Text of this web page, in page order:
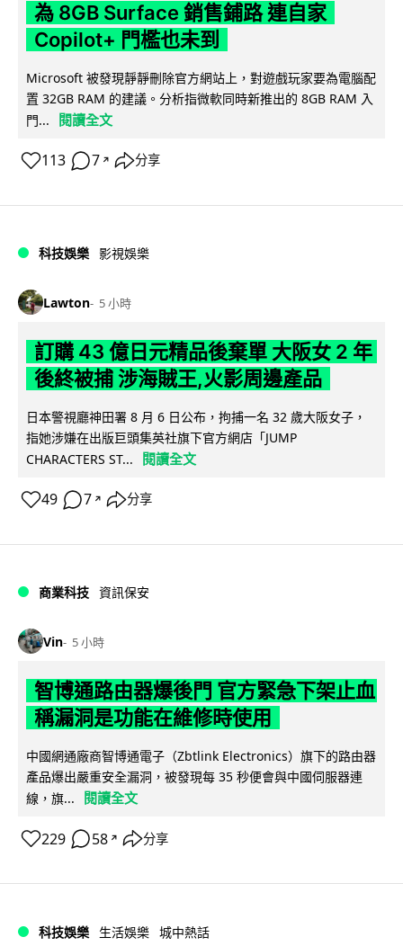
為 8GB Surface 銷售鋪路 連自家
Copilot+ 門檻也未到
Microsoft 被發現靜靜刪除官方網站上，對遊戲玩家要為電腦配
置 32GB RAM 的建議。分析指微軟同時新推出的 8GB RAM 入
門...
閱讀全文
113 7 ↗ 分享
科技娛樂 影視娛樂
Lawton 5 小時
訂購 43 億日元精品後棄單 大阪女 2 年
後終被捕 涉海賊王,火影周邊產品
日本警視廳神田署 8 月 6 日公布，拘捕一名 32 歲大阪女子，
指她涉嫌在出版巨頭集英社旗下官方網店「JUMP
CHARACTERS ST...
閱讀全文
49 7 ↗ 分享
商業科技 資訊保安
Vin 5 小時
智博通路由器爆後門 官方緊急下架止血
稱漏洞是功能在維修時使用
中國網通廠商智博通電子（Zbtlink Electronics）旗下的路由器
產品爆出嚴重安全漏洞，被發現每 35 秒便會與中國伺服器連
線，旗...
閱讀全文
229 58 ↗ 分享
科技娛樂 生活娛樂 城中熱話